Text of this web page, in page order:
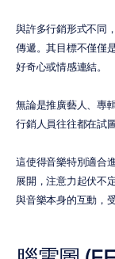
與許多行銷形式不同
傳遞。其目標不僅僅
好奇心或情感連結。
無論是推廣藝人、專
行銷人員往往都在試
這使得音樂特別適合
展開，注意力起伏不
與音樂本身的互動，